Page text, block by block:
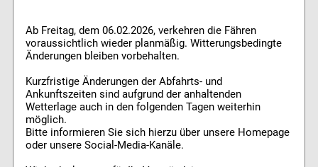
Ab Freitag, dem 06.02.2026, verkehren die Fähren
voraussichtlich wieder planmäßig. Witterungsbedingte
Änderungen bleiben vorbehalten.
Kurzfristige Änderungen der Abfahrts- und
Ankunftszeiten sind aufgrund der anhaltenden
Wetterlage auch in den folgenden Tagen weiterhin
möglich.
Bitte informieren Sie sich hierzu über unsere Homepage
oder unsere Social-Media-Kanäle.